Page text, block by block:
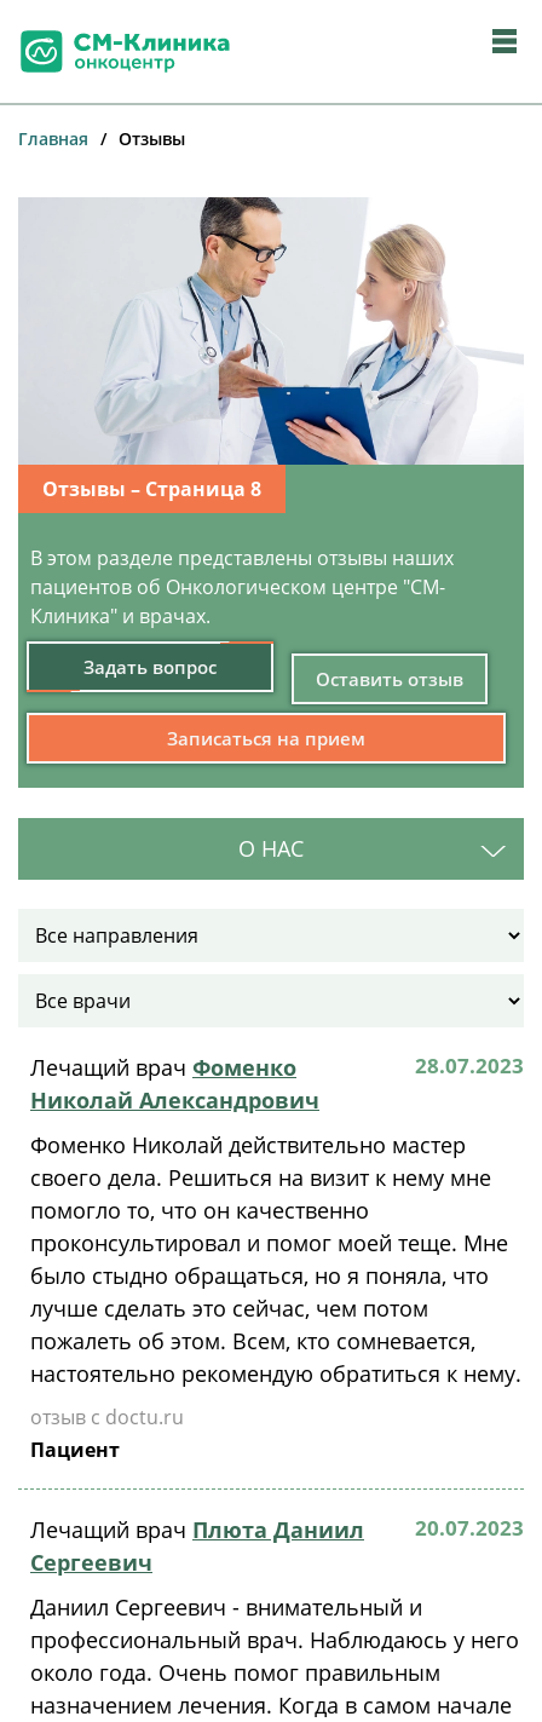
Главная / Отзывы
Отзывы – Страница 8
В этом разделе представлены отзывы наших
пациентов об Онкологическом центре "СМ-
Клиника" и врачах.
Задать вопрос Оставить отзыв
Записаться на прием
О НАС
Лечащий врач Фоменко
Николай Александрович
28.07.2023
Фоменко Николай действительно мастер
своего дела. Решиться на визит к нему мне
помогло то, что он качественно
проконсультировал и помог моей теще. Мне
было стыдно обращаться, но я поняла, что
лучше сделать это сейчас, чем потом
пожалеть об этом. Всем, кто сомневается,
настоятельно рекомендую обратиться к нему.
отзыв с doctu.ru
Пациент
Лечащий врач Плюта Даниил
Сергеевич
20.07.2023
Даниил Сергеевич - внимательный и
профессиональный врач. Наблюдаюсь у него
около года. Очень помог правильным
назначением лечения. Когда в самом начале